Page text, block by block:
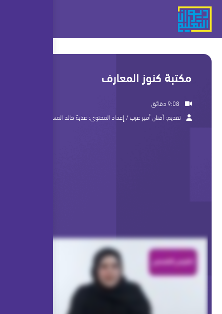
مكتبة كنوز المعارف
تقديم: أفنان أمير عرب/ إعداد المحتوى: عذبة خالد المسلماني